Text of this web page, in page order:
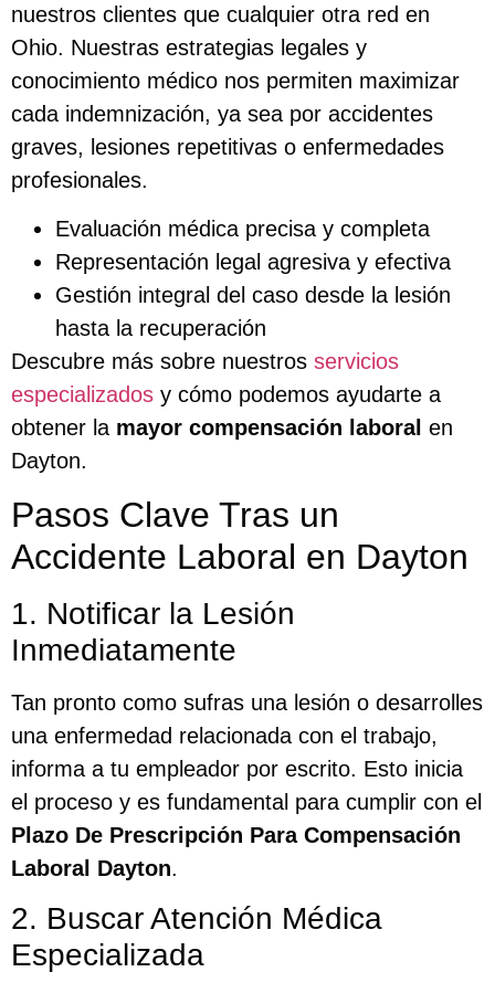
nuestros clientes que cualquier otra red en
Ohio. Nuestras estrategias legales y
conocimiento médico nos permiten maximizar
cada indemnización, ya sea por accidentes
graves, lesiones repetitivas o enfermedades
profesionales.
Evaluación médica precisa y completa
Representación legal agresiva y efectiva
Gestión integral del caso desde la lesión
hasta la recuperación
Descubre más sobre nuestros servicios
especializados y cómo podemos ayudarte a
obtener la mayor compensación laboral en
Dayton.
Pasos Clave Tras un
Accidente Laboral en Dayton
1. Notificar la Lesión
Inmediatamente
Tan pronto como sufras una lesión o desarrolles
una enfermedad relacionada con el trabajo,
informa a tu empleador por escrito. Esto inicia
el proceso y es fundamental para cumplir con el
Plazo De Prescripción Para Compensación
Laboral Dayton.
2. Buscar Atención Médica
Especializada